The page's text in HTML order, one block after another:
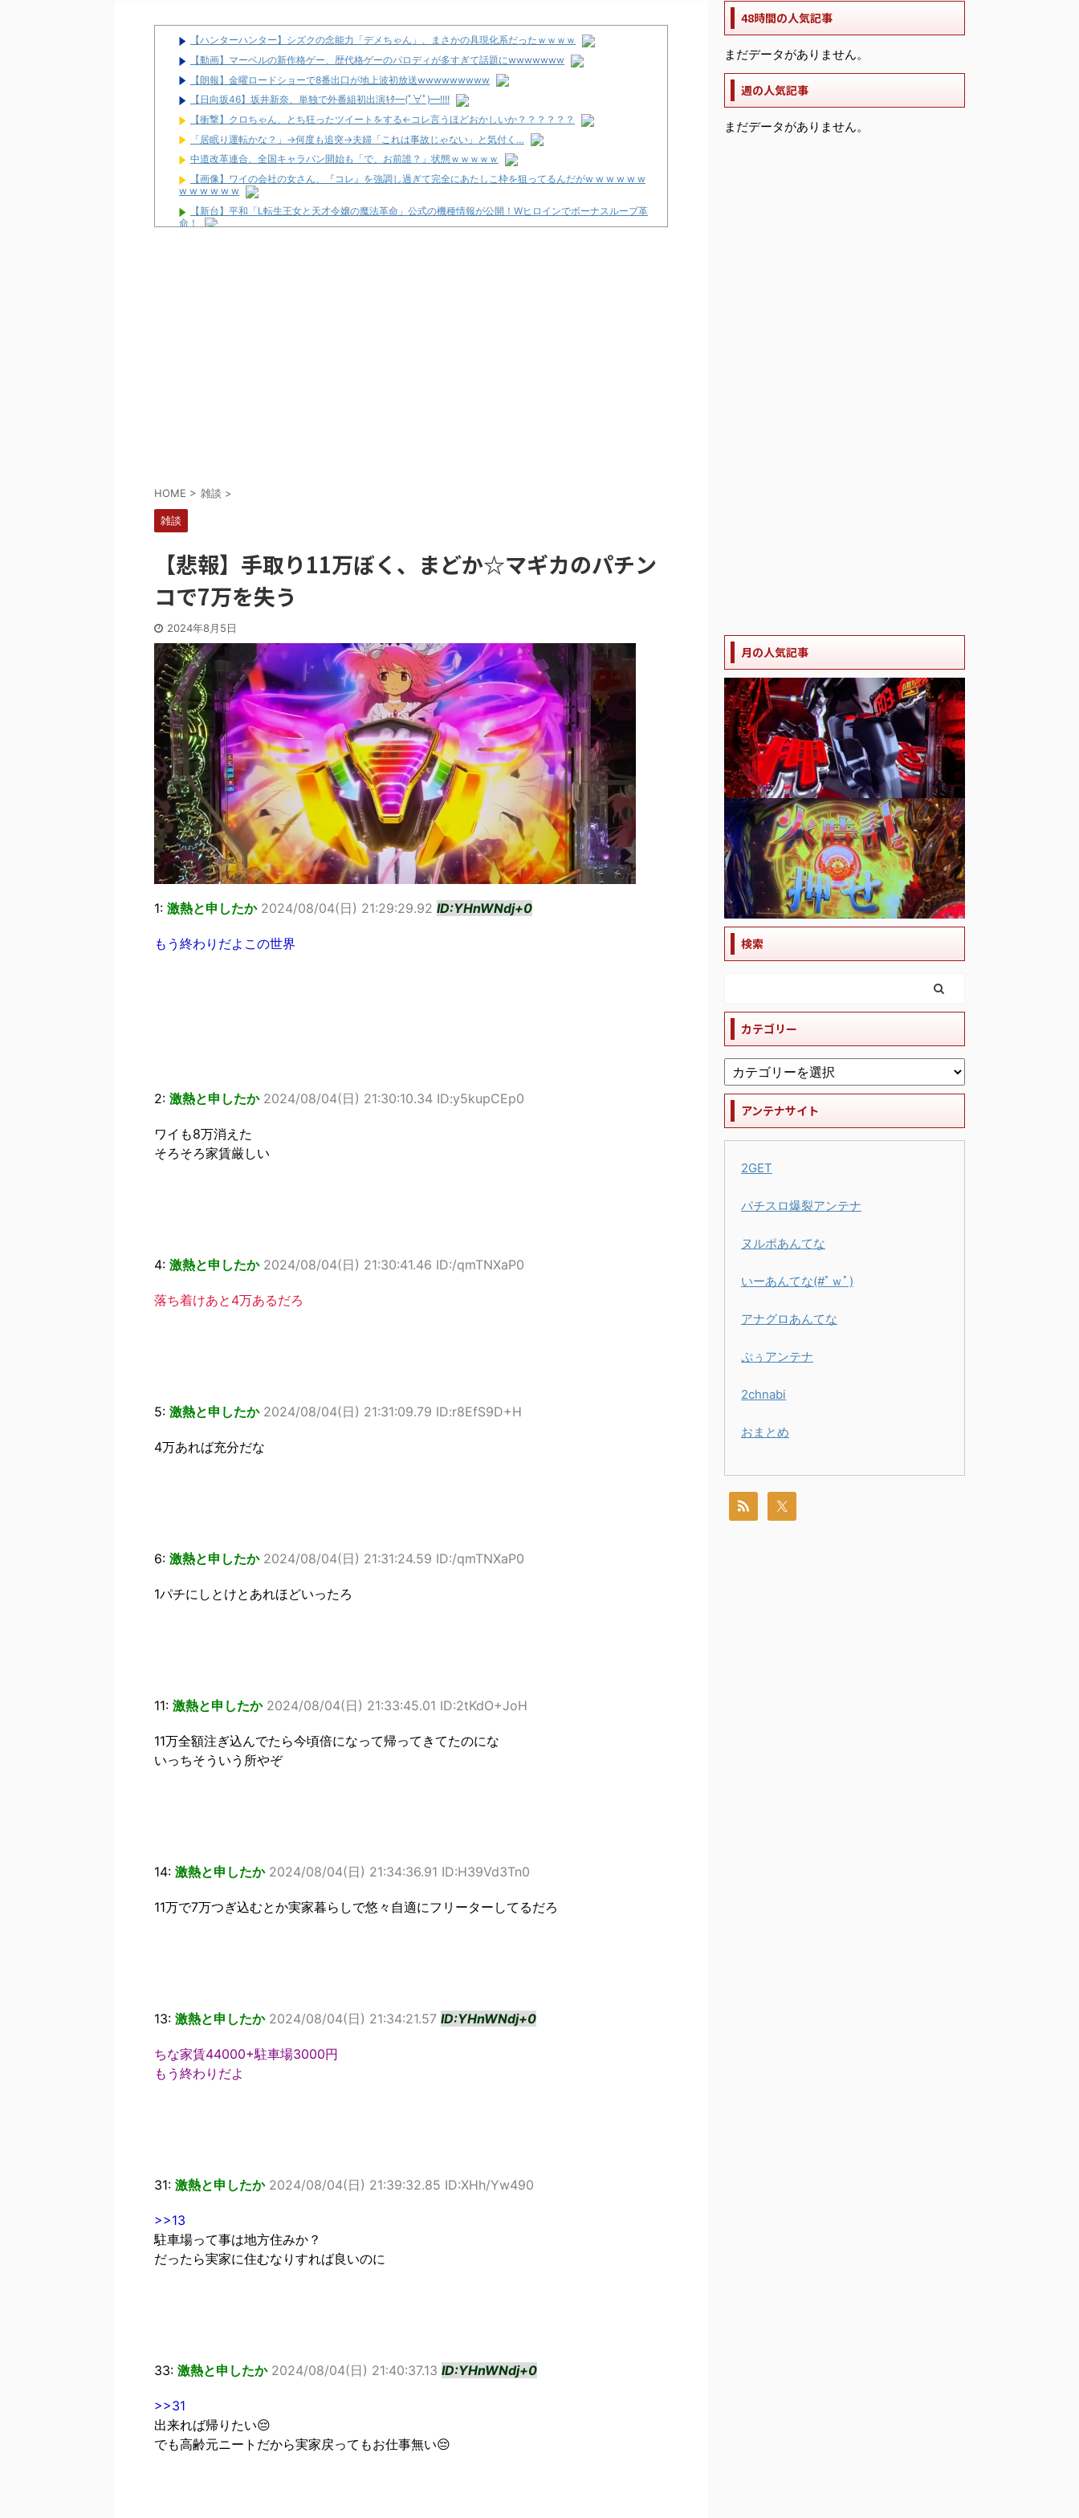
【ハンターハンター】シズクの念能力「デメちゃん」、まさかの具現化系だったｗｗｗｗ
【動画】マーベルの新作格ゲー、歴代格ゲーのパロディが多すぎて話題にwwwwwww
【朗報】金曜ロードショーで8番出口が地上波初放送wwwwwwwww
【日向坂46】坂井新奈、単独で外番組初出演ｷﾀ━(ﾟ∀ﾟ)━!!!!
【衝撃】クロちゃん、とち狂ったツイートをする←コレ言うほどおかしいか？？？？？？
「居眠り運転かな？」→何度も追突→夫婦「これは事故じゃない」と気付く…
中道改革連合、全国キャラバン開始も「で、お前誰？」状態ｗｗｗｗｗ
【画像】ワイの会社の女さん、『コレ』を強調し過ぎて完全にあたしこ枠を狙ってるんだがw w w w w w
w w w w w w
【新台】平和「L転生王女と天才令嬢の魔法革命」公式の機種情報が公開！Wヒロインでボーナスループ革
命！
HOME > 雑談 >
雑談
【悲報】手取り11万ぼく、まどか☆マギカのパチン
コで7万を失う
2024年8月5日
1: 激熱と申したか 2024/08/04(日) 21:29:29.92 ID:YHnWNdj+0
もう終わりだよこの世界
2: 激熱と申したか 2024/08/04(日) 21:30:10.34 ID:y5kupCEp0
ワイも8万消えた
そろそろ家賃厳しい
4: 激熱と申したか 2024/08/04(日) 21:30:41.46 ID:/qmTNXaP0
落ち着けあと4万あるだろ
5: 激熱と申したか 2024/08/04(日) 21:31:09.79 ID:r8EfS9D+H
4万あれば充分だな
6: 激熱と申したか 2024/08/04(日) 21:31:24.59 ID:/qmTNXaP0
1パチにしとけとあれほどいったろ
11: 激熱と申したか 2024/08/04(日) 21:33:45.01 ID:2tKdO+JoH
11万全額注ぎ込んでたら今頃倍になって帰ってきてたのにな
いっちそういう所やぞ
14: 激熱と申したか 2024/08/04(日) 21:34:36.91 ID:H39Vd3Tn0
11万で7万つぎ込むとか実家暮らしで悠々自適にフリーターしてるだろ
13: 激熱と申したか 2024/08/04(日) 21:34:21.57 ID:YHnWNdj+0
ちな家賃44000+駐車場3000円
もう終わりだよ
31: 激熱と申したか 2024/08/04(日) 21:39:32.85 ID:XHh/Yw490
>>13
駐車場って事は地方住みか？
だったら実家に住むなりすれば良いのに
33: 激熱と申したか 2024/08/04(日) 21:40:37.13 ID:YHnWNdj+0
>>31
出来れば帰りたい😔
でも高齢元ニートだから実家戻ってもお仕事無い😔
48時間の人気記事
まだデータがありません。
週の人気記事
まだデータがありません。
月の人気記事
検索
カテゴリー
アンテナサイト
2GET
パチスロ爆裂アンテナ
ヌルポあんてな
いーあんてな(#ﾟｗﾟ)
アナグロあんてな
ぷぅアンテナ
2chnabi
おまとめ